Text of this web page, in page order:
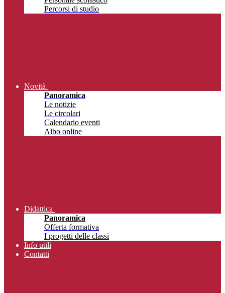
Percorsi di studio
Novità
Panoramica
Le notizie
Le circolari
Calendario eventi
Albo online
Didattica
Panoramica
Offerta formativa
I progetti delle classi
Info utili
Contatti